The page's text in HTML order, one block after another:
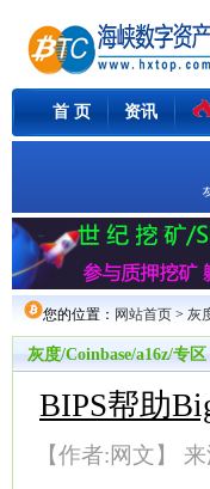
首 页 资讯
您的位置： 网站首页 > 灰
灰度/Coinbase/a16z/专区
BIPS帮助
【作者:网文】